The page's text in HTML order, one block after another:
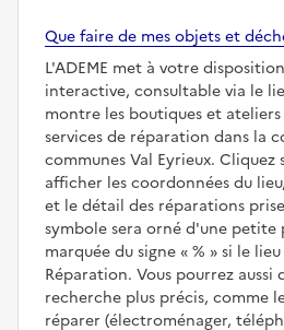
Que faire de mes objets et
L'ADEME met à votre
interactive, consultable via le
montre les boutiques et
services de réparation dans la
communes Val Eyrieux. Cliquez
afficher les coordonnées du
et le détail des réparations
symbole sera orné d'une petite
marquée du signe
%
si le
Réparation. Vous pourrez
recherche plus précis, comme
réparer (électroménager,